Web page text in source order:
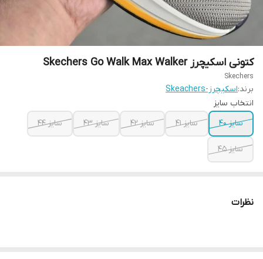
کتونی اسکیچرز Skechers Go Walk Max Walker
Skechers
برند:اسکیچرز-Skeachers
انتخاب سایز
سایز ۴۰
سایز ۴۱ سایز ۴۲ سایز ۴۳ سایز ۴۴
سایز ۴۵
نظرات